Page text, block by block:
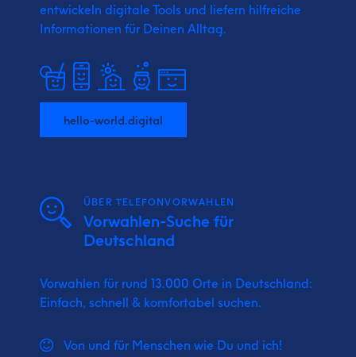
entwickeln digitale Tools und liefern hilfreiche
Informationen für Deinen Alltag.
hello-world.digital
ÜBER TELEFONVORWAHLEN
Vorwahlen-Suche für
Deutschland
Vorwahlen für rund 13.000 Orte in Deutschland:
Einfach, schnell & komfortabel suchen.
Von und für Menschen wie Du und ich!